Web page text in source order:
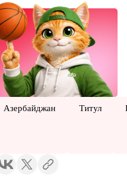
Азербайджан Титул